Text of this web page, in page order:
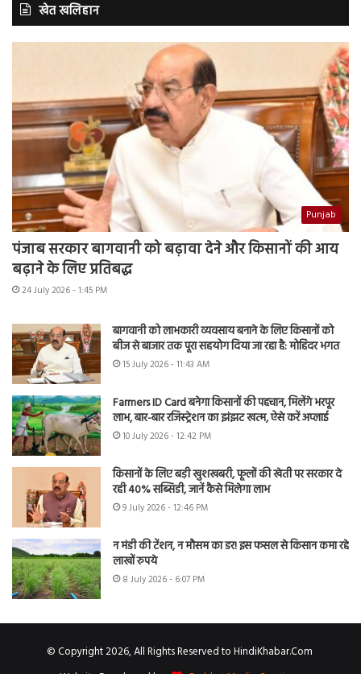
खेत खलिहान
Punjab
पंजाब सरकार बागवानी को बढ़ावा देने और किसानों की आय
बढ़ाने के लिए प्रतिबद्ध
24 July 2026 - 1:45 PM
बागवानी को लाभकारी व्यवसाय बनाने के लिए किसानों को
बीज से बाजार तक पूरा सहयोग दिया जा रहा है: मोहिंदर भगत
15 July 2026 - 11:43 AM
Farmers ID Card बनेगा किसानों की पहचान, मिलेंगे भरपूर
लाभ, बार-बार रजिस्ट्रेशन का झंझट खत्म, ऐसे करें अप्लाई
10 July 2026 - 12:42 PM
किसानों के लिए बड़ी खुशखबरी, फूलों की खेती पर सरकार दे
रही 40% सब्सिडी, जानें कैसे मिलेगा लाभ
9 July 2026 - 12:46 PM
न मंडी की टेंशन, न मौसम का डर! इस फसल से किसान कमा रहे
लाखों रुपये
8 July 2026 - 6:07 PM
© Copyright 2026, All Rights Reserved to HindiKhabar.Com